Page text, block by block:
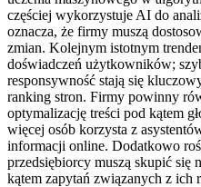
częściej wykorzystuje AI do
oznacza, że firmy muszą
zmian. Kolejnym istotnym
doświadczeń użytkowników;
responsywność stają się
ranking stron. Firmy powinny
optymalizację treści pod kątem
więcej osób korzysta z
informacji online. Dodatkowo
przedsiębiorcy muszą skupić się
kątem zapytań związanych z ich